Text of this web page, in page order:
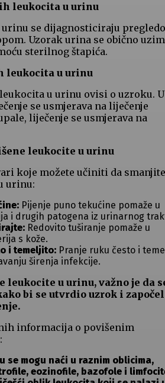
leukocita u urinu
se dijagnosticiraju
Uzorak urina se obično
sterilnog štapića.
leukocita u urinu
u urinu ovisi o uzroku. U
se usmjerava na liječenje
liječenje se usmjerava na
leukocite u urinu
koje možete učiniti da smanjite
urinu:
Pijenje puno tekućine pomaže u
i drugih patogena iz urinarnog
Redovito tuširanje pomaže u
s kože.
i temeljito: Pranje ruku često i
širenja infekcije.
leukocite u urinu, važno je da
bi se utvrdio uzrok i
informacija o povišenim
se mogu naći u raznim oblicima,
eozinofile, bazofole i